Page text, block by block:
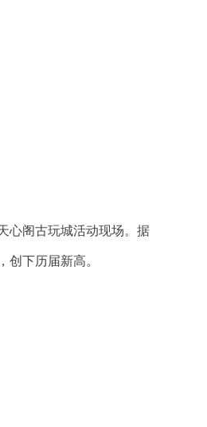
心阁古玩城活动现场。据
下历届新高。